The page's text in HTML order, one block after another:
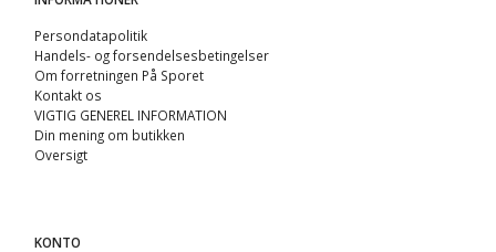
Persondatapolitik
Handels- og forsendelsesbetingelser
Om forretningen På Sporet
Kontakt os
VIGTIG GENEREL INFORMATION
Din mening om butikken
Oversigt
KONTO